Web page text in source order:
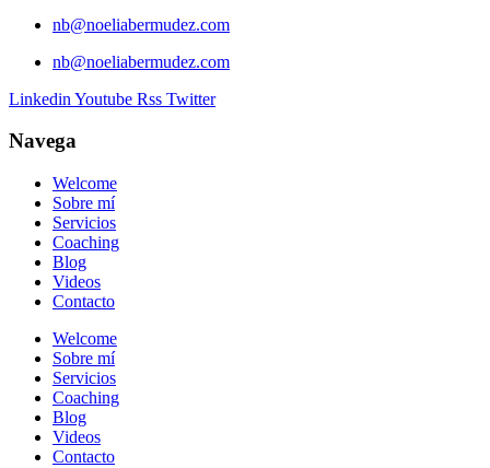
nb@noeliabermudez.com
nb@noeliabermudez.com
Linkedin Youtube Rss Twitter
Navega
Welcome
Sobre mí
Servicios
Coaching
Blog
Videos
Contacto
Welcome
Sobre mí
Servicios
Coaching
Blog
Videos
Contacto